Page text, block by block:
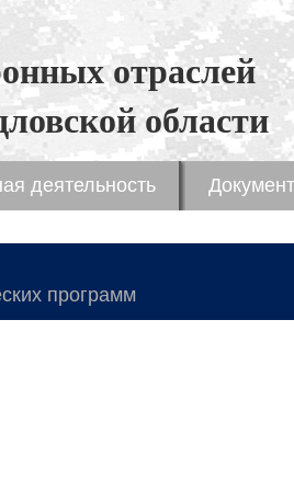
отраслей
области
деятельность
программ